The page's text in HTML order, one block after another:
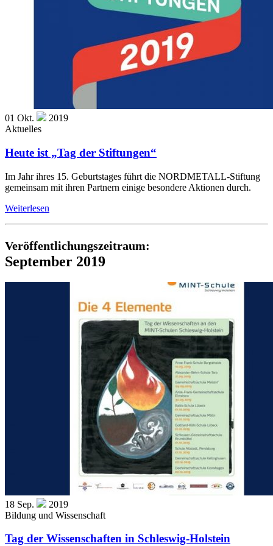
01 Okt.
2019
Aktuelles
Heute ist „Tag der Stiftungen“
Im Jahr ihres 15. Geburtstages führt die NORDMETALL-Stiftung
gemeinsam mit ihren Partnern einige besondere Aktionen durch.
Weiterlesen
Veröffentlichungszeitraum:
September 2019
18 Sep.
2019
Bildung und Wissenschaft
Tag der Wissenschaften in Schleswig-Holstein